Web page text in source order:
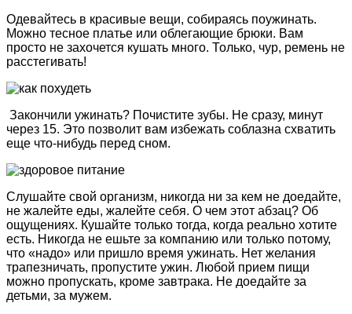
Одевайтесь в красивые вещи, собираясь поужинать.
Можно тесное платье или облегающие брюки. Вам
просто не захочется кушать много. Только, чур, ремень не
расстегивать!
Закончили ужинать? Почистите зубы. Не сразу, минут
через 15. Это позволит вам избежать соблазна схватить
еще что-нибудь перед сном.
Слушайте свой организм, никогда ни за кем не доедайте,
не жалейте еды, жалейте себя. О чем этот абзац? Об
ощущениях. Кушайте только тогда, когда реально хотите
есть. Никогда не ешьте за компанию или только потому,
что «надо» или пришло время ужинать. Нет желания
трапезничать, пропустите ужин. Любой прием пищи
можно пропускать, кроме завтрака. Не доедайте за
детьми, за мужем.